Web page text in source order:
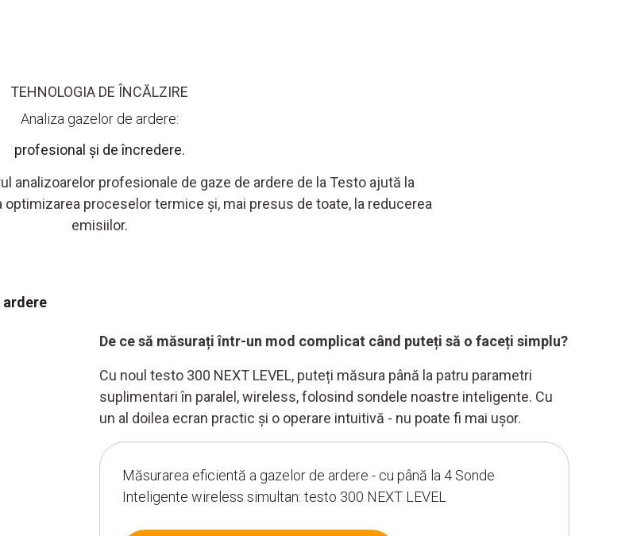
TEHNOLOGIA DE ÎNCĂLZIRE
Analiza gazelor de ardere:
profesional și de încredere.
analizoarelor profesionale de gaze de ardere de la Testo ajută la
proceselor termice și, mai presus de toate, la reducerea
emisiilor.
ardere
De ce să măsurați într-un mod complicat când puteți să o faceți simplu?
Cu noul testo 300 NEXT LEVEL, puteți măsura până la patru parametri
suplimentari în paralel, wireless, folosind sondele noastre inteligente. Cu
un al doilea ecran practic și o operare intuitivă - nu poate fi mai ușor.
Măsurarea eficientă a gazelor de ardere - cu până la 4 Sonde
Inteligente wireless simultan: testo 300 NEXT LEVEL